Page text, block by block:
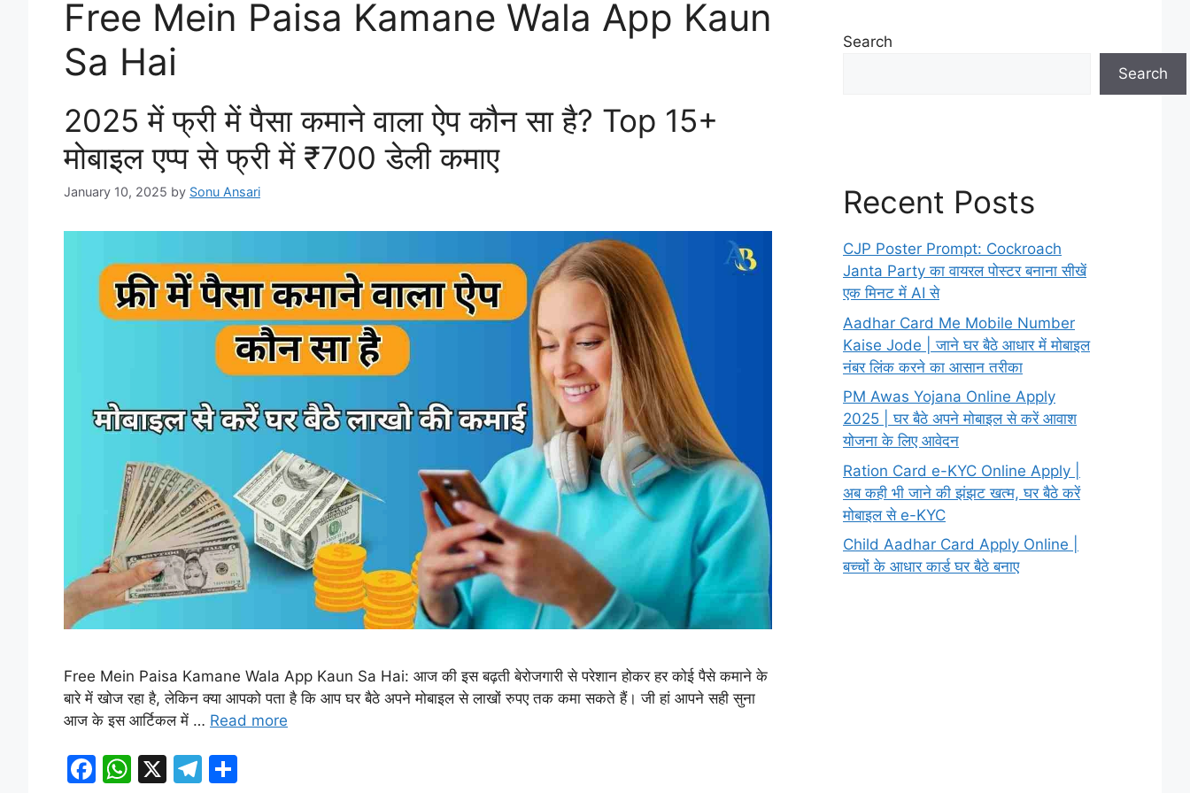
Free Mein Paisa Kamane Wala App Kaun
Sa Hai
2025 में फ्री में पैसा कमाने वाला ऐप कौन सा है? Top 15+
मोबाइल एप्प से फ्री में ₹700 डेली कमाए
January 10, 2025 by Sonu Ansari
Free Mein Paisa Kamane Wala App Kaun Sa Hai: आज की इस बढ़ती बेरोजगारी से परेशान होकर हर कोई पैसे कमाने के
बारे में खोज रहा है, लेकिन क्या आपको पता है कि आप घर बैठे अपने मोबाइल से लाखों रुपए तक कमा सकते हैं। जी हां आपने सही सुना
आज के इस आर्टिकल में … Read more
F
W X
T
Search
Search
Recent Posts
CJP Poster Prompt: Cockroach
Janta Party का वायरल पोस्टर बनाना सीखें
एक मिनट में AI से
Aadhar Card Me Mobile Number
Kaise Jode | जाने घर बैठे आधार में मोबाइल
नंबर लिंक करने का आसान तरीका
PM Awas Yojana Online Apply
2025 | घर बैठे अपने मोबाइल से करें आवाश
योजना के लिए आवेदन
Ration Card e-KYC Online Apply |
अब कही भी जाने की झंझट खत्म, घर बैठे करें
मोबाइल से e-KYC
Child Aadhar Card Apply Online |
बच्चों के आधार कार्ड घर बैठे बनाए